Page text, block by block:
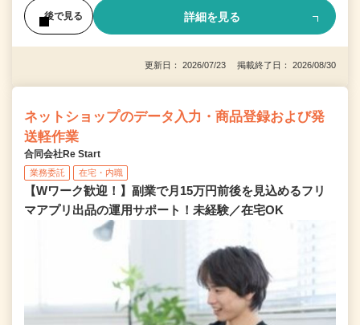
後で見る 詳細を見る
更新日： 2026/07/23 掲載終了日： 2026/08/30
ネットショップのデータ入力・商品登録および発
送軽作業
合同会社Re Start
業務委託 在宅・内職
【Wワーク歓迎！】副業で月15万円前後を見込めるフリ
マアプリ出品の運用サポート！未経験／在宅OK